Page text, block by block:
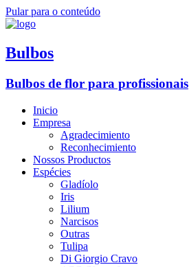
Pular para o conteúdo
Bulbos
Bulbos de flor para profissionais
Inicio
Empresa
Agradecimiento
Reconhecimiento
Nossos Productos
Espécies
Gladíolo
Iris
Lilium
Narcisos
Outras
Tulipa
Di Giorgio Cravo